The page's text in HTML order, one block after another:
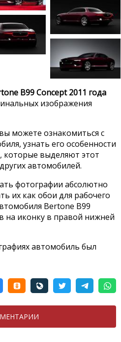
B99 Concept 2011 года
изображения
можете ознакомиться с
узнать его особенности
которые выделяют этот
автомобилей.
фотографии абсолютно
их как обои для рабочего
Bertone B99
на иконку в правой нижней
автомобиль был